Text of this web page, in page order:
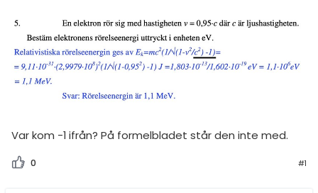
Var kom -1 ifrån? På formelbladet står den inte med.
0 #1
Universitet
MaFy (fysikdelen)
Allmänna diskussioner
Topplistor